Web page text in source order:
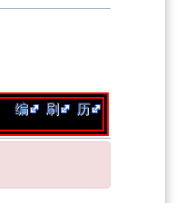
编 刷 历